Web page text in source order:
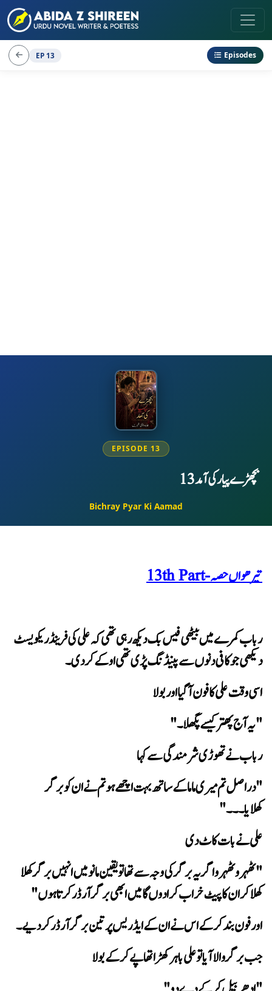
EP 13 Episodes
EPISODE 13
بچھڑے پیار کی آمد 13
Bichray Pyar Ki Aamad
تیرھواں حصہ - 13th Part
دیکھی جو کافی دنوں سے پینڈنگ پڑی تھی اوکے کر دی۔
اسی وقت علی کا فون آ گیا اور بولا
"یہ آج پھتر کیسے پگھلا۔"
رباب نے تھوڑی شرمندگی سے کہا
کھلایا۔۔۔"
علی نے بات کاٹ دی
کھلا کر ان کا پیٹ خراب کرا دوں گا میں ابھی برگر آرڈر کرتا ہوں"
اور فون بند کر کے اس نے ان کے ایڈریس پر تین برگر آرڈر کر دیے۔
جب برگر والا آیا تو علی باہر کھڑا تھا پے کر کے بولا